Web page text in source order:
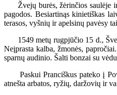
Žvejų burės, žėrinčios saulėje ir
pagodos. Besiartinąs kinietiškas
terasos, vyšnių ir apelsinų pavėsy
1549 metų rugpjūčio 15 d.,
Neįprasta kalba, žmonės,
sparnų audinio. Šalti bonzai su
Paskui Pranciškus pateko į
atnešta arbatos, ryžių, daržovių ir